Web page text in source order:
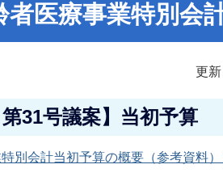
医療事業特別会
更
31号議案】当初予算
別会計当初予算の概要（参考資料